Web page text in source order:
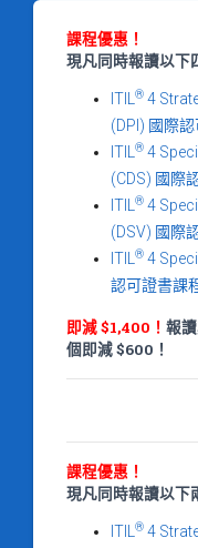
課程優惠！
現凡同時報讀以下
ITIL ® 4
(DPI) 國際
ITIL
® 4
(CDS) 國際
ITIL
® 4
(DSV) 國際
ITIL
® 4
認可證書課
即減 $1,400！ 報
個即減 $600！
課程優惠！
現凡同時報讀以下
ITIL ® 4